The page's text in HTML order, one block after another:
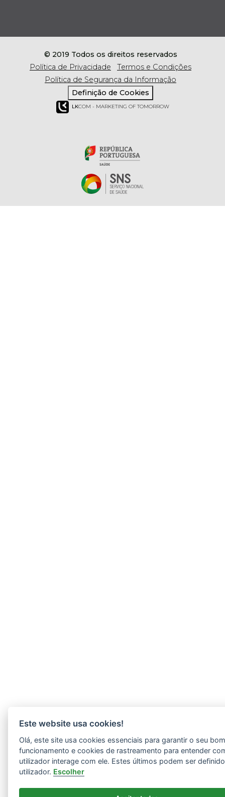
© 2019 Todos os direitos reservados
Política de Privacidade
Termos e Condições
Política de Segurança da Informação
Definição de Cookies
LKCOM - MARKETING OF TOMORROW
Este website usa cookies!
Olá, este site usa cookies essenciais para garantir o seu
funcionamento e cookies de rastreamento para entender
utilizador interage com ele. Estes últimos podem ser
utilizador. Escolher